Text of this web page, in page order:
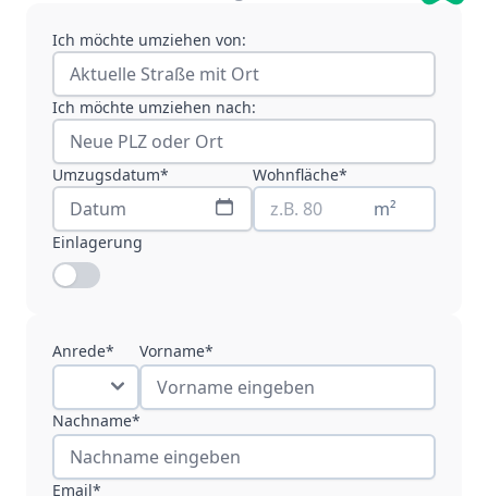
Ich möchte umziehen von:
Ich möchte umziehen nach:
Umzugsdatum* Wohnfläche*
m²
Einlagerung
Anrede* Vorname*
Nachname*
Email*